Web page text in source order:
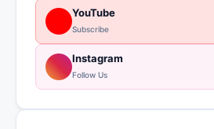
YouTube
Subscribe
Instagram
Follow Us